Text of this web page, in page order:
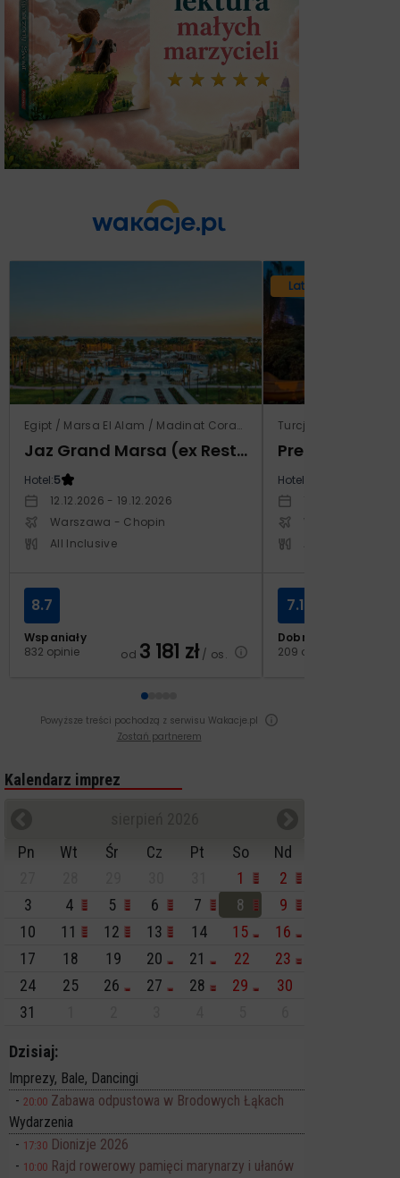
Egipt / Marsa El Alam / Madinat Coraya
Jaz Grand Marsa (ex Resta Grand Resort)
Hotel:5
12.12.2026 - 19.12.2026
Warszawa - Chopin
All Inclusive
Wspaniały
832 opinie
8.7
od 3 181 zł/ os.
Lato 2026
Turcja / Riwiera
Prestige
Hotel:
Warszawa -
Dobry
209 opinii
7.1
Powyższe treści pochodzą z serwisu Wakacje.pl
Zostań partnerem
Kalendarz imprez
Pn
Wt Śr Cz Pt So
Nd
1
2
3
4 5 6 7 8
9
10
11 12 13 14 15
16
17
18 19 20 21 22
23
24
25 26 27 28 29
30
31
Dzisiaj:
Imprezy, Bale, Dancingi
20:00 Zabawa odpustowa w Brodowych Łąkach
Wydarzenia
17:30 Dionizje 2026
10:00 Rajd rowerowy pamięci marynarzy i ułanów